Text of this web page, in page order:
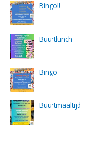
Bingo!!
Buurtlunch
Bingo
Buurtmaaltijd